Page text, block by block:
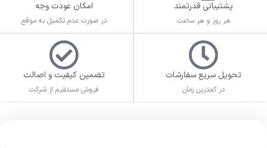
پشتیبانی قدرتمند
هر روز و هر ساعت
امکان عودت وجه
در صورت عدم تکمیل به موقع
تحویل سریع سفارشات
در کمترین زمان
تضمین کیفیت و اصالت
فروش مستقیم از شرکت